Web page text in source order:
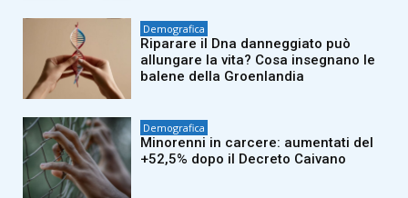
Demografica
Riparare il Dna danneggiato può
allungare la vita? Cosa insegnano le
balene della Groenlandia
Demografica
Minorenni in carcere: aumentati del
+52,5% dopo il Decreto Caivano